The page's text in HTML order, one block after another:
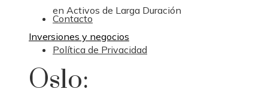
Contacto
Política de Privacidad
en Activos de Larga Duración
Inversiones y negocios
Oslo: